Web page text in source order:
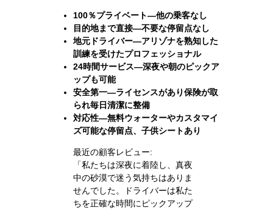
100％プライベート—他の乗客なし
目的地まで直接—不要な停留点なし
地元ドライバー—アリゾナを熟知した
訓練を受けたプロフェッショナル
24時間サービス—深夜や朝のピックア
ップも可能
安全第一—ライセンスがあり保険が取
られ毎日清潔に整備
対応性—無料ウォーターやカスタマイ
ズ可能な停留点、子供シートあり
最近の顧客レビュー:
「私たちは深夜に着陸し、真夜
中の砂漠で迷う気持ちはありま
せんでした。ドライバーは私た
ちを正確な時間にピックアップ